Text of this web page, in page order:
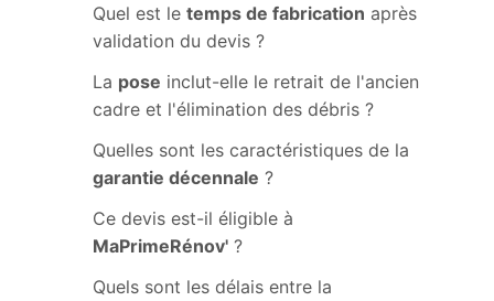
Quel est le temps de fabrication après
validation du devis ?
La pose inclut-elle le retrait de l'ancien
cadre et l'élimination des débris ?
Quelles sont les caractéristiques de la
garantie décennale ?
Ce devis est-il éligible à
MaPrimeRénov' ?
Quels sont les délais entre la